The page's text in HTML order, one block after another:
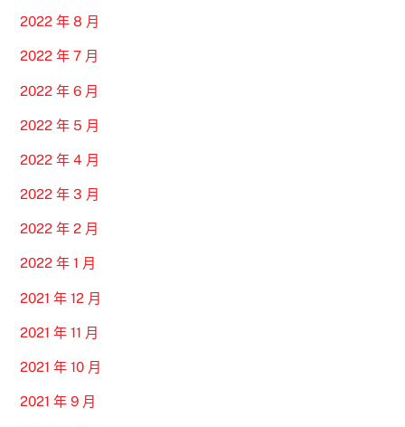
2022 年 8 月
2022 年 7 月
2022 年 6 月
2022 年 5 月
2022 年 4 月
2022 年 3 月
2022 年 2 月
2022 年 1 月
2021 年 12 月
2021 年 11 月
2021 年 10 月
2021 年 9 月